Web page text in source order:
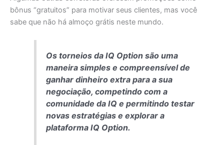
bônus “gratuitos” para motivar seus clientes, mas você
sabe que não há almoço grátis neste mundo.
Os torneios da IQ Option são uma
maneira simples e compreensível de
ganhar dinheiro extra para a sua
negociação, competindo com a
comunidade da IQ e permitindo testar
novas estratégias e explorar a
plataforma IQ Option.